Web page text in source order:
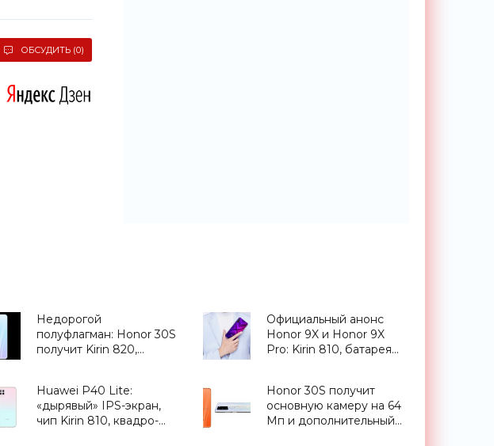
ОБСУДИТЬ (0)
Недорогой
полуфлагман: Honor 30S
получит Kirin 820,
Вт - «Смартфоны»
Официальный анонс
Honor 9X и Honor 9X
Pro: Kirin 810, батарея
«Смартфоны»
Huawei P40 Lite:
«дырявый» IPS-экран,
чип Kirin 810, квадро-
Honor 30S получит
основную камеру на 64
Мп и дополнительный